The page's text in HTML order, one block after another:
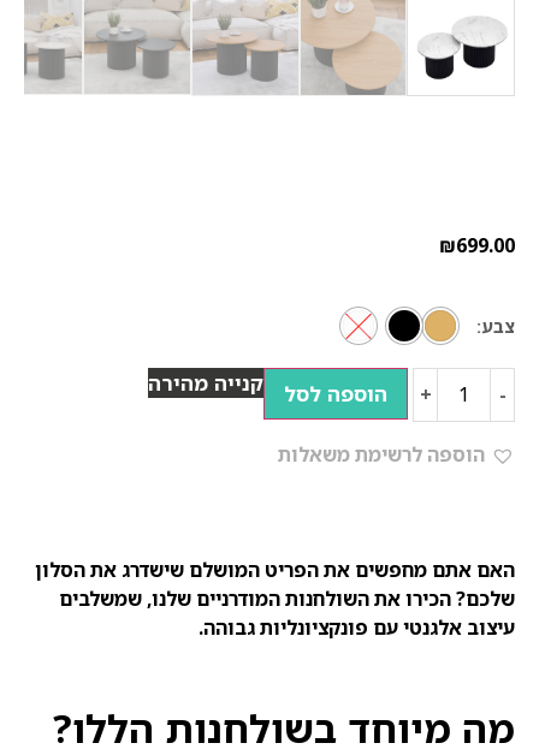
₪699.00
האם אתם מחפשים את הפריט המושלם שישדרג את הסלון
שלכם? הכירו את השולחנות המודרניים שלנו, שמשלבים
עיצוב אלגנטי עם פונקציונליות גבוהה.
מה מיוחד בשולחנות הללו?
צבע
-
+ הוספה לסל קנייה מהירה
הוספה לרשימת משאלות